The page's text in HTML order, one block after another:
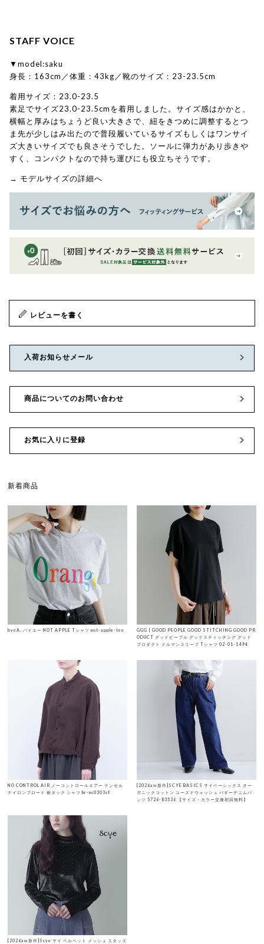
STAFF VOICE
▼model:saku
身長：163cm／体重：43kg／靴のサイズ：23-23.5cm
着用サイズ：23.0-23.5
素足でサイズ23.0-23.5cmを着用しました。サイズ感はかかと、
横幅と厚みはちょうど良い大きさで、紐をきつめに調整するとつ
ま先が少しはみ出たので普段履いているサイズもしくはワンサイ
ズ大きいサイズでも良さそうでした。ソールに弾力があり歩きや
すく、コンパクトなので持ち運びにも役立ちそうです。
→ モデルサイズの詳細へ
レビューを書く
入荷お知らせメール
商品についてのお問い合わせ
お気に入りに登録
新着商品
byeA. バイエー NOT APPLE Tシャツ not-apple-tee
GGG | GOOD PEOPLE GOOD STITCHING GOOD PR
ODUCT グッドピープル グッドスティッチング グッド
プロダクト ドルマンスリーブ Tシャツ 02-01-1494
NO CONTROL AIR ノーコントロールエアー テンセル
ナイロンブロード 裾タック シャツ hr-nc0303sf
[2026aw新作]SCYE BASICS サイベーシックス オー
ガニックコットン ユーズドウォッシュ バギーデニムパ
ンツ 5726-83536 【サイズ・カラー交換初回無料】
[2026aw新作]Scye サイ ベルベット メッシュ スタッズ